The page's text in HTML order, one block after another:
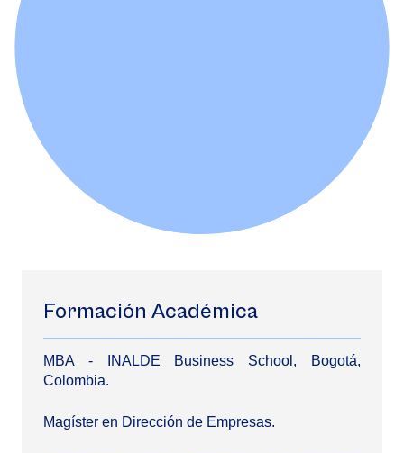
Formación Académica
MBA - INALDE Business School, Bogotá,
Colombia.
Magíster en Dirección de Empresas.